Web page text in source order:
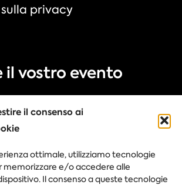
il consenso ai
ottimale, utilizziamo tecnologie
memorizzare e/o accedere alle
Il consenso a queste tecnologie
privacy
il vostro evento